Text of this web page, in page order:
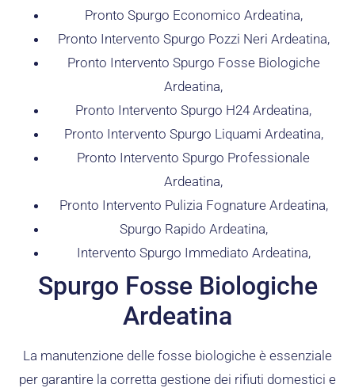
Pronto Spurgo Economico Ardeatina,
Pronto Intervento Spurgo Pozzi Neri Ardeatina,
Pronto Intervento Spurgo Fosse Biologiche
Ardeatina,
Pronto Intervento Spurgo H24 Ardeatina,
Pronto Intervento Spurgo Liquami Ardeatina,
Pronto Intervento Spurgo Professionale
Ardeatina,
Pronto Intervento Pulizia Fognature Ardeatina,
Spurgo Rapido Ardeatina,
Intervento Spurgo Immediato Ardeatina,
Spurgo Fosse Biologiche
Ardeatina
La manutenzione delle fosse biologiche è essenziale
per garantire la corretta gestione dei rifiuti domestici e